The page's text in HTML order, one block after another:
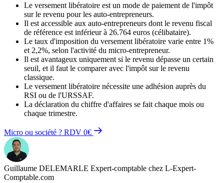
Le versement libératoire est un mode de paiement de l'impôt
sur le revenu pour les auto-entrepreneurs.
Il est accessible aux auto-entrepreneurs dont le revenu fiscal
de référence est inférieur à 26.764 euros (célibataire).
Le taux d'imposition du versement libératoire varie entre 1%
et 2,2%, selon l'activité du micro-entrepreneur.
Il est avantageux uniquement si le revenu dépasse un certain
seuil, et il faut le comparer avec l'impôt sur le revenu
classique.
Le versement libératoire nécessite une adhésion auprès du
RSI ou de l'URSSAF.
La déclaration du chiffre d'affaires se fait chaque mois ou
chaque trimestre.
Micro ou société ? RDV 0€
Guillaume DELEMARLE Expert-comptable chez L-Expert-
Comptable.com